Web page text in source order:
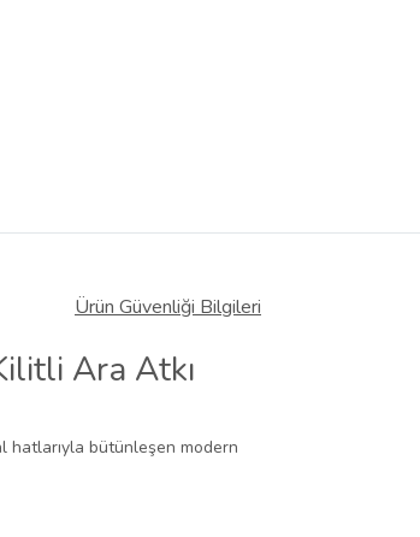
Ürün Güvenliği Bilgileri
Ara Atkı
hatlarıyla bütünleşen modern